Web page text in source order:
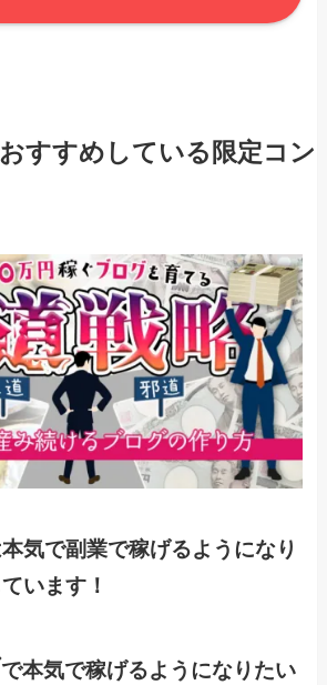
すすめしている限定コン
気で副業で稼げるようになり
います！
で本気で稼げるようになりたい